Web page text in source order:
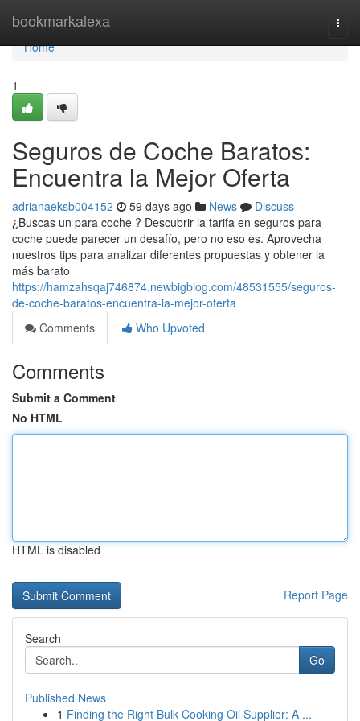
bookmarkalexa
Home
Home
1
Seguros de Coche Baratos:
Encuentra la Mejor Oferta
adrianaeksb004152 59 days ago News
Discuss
¿Buscas un para coche ? Descubrir la tarifa en seguros para
coche puede parecer un desafío, pero no eso es. Aprovecha
nuestros tips para analizar diferentes propuestas y obtener la
más barato
https://hamzahsqaj746874.newbigblog.com/48531555/seguros-
de-coche-baratos-encuentra-la-mejor-oferta
Comments
Who Upvoted
Comments
Submit a Comment
No HTML
HTML is disabled
Report Page
Search
Go
Published News
1 Finding the Right Bulk Cooking Oil Supplier: A ...